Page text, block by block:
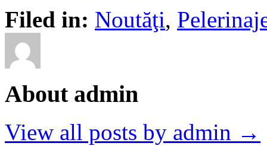
Filed in: Noutăţi,
About admin
View all posts by admin →